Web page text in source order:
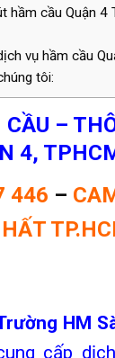
hầm cầu Quận 4
vụ hầm cầu
tôi:
–
4,
446 –
HM
cấp